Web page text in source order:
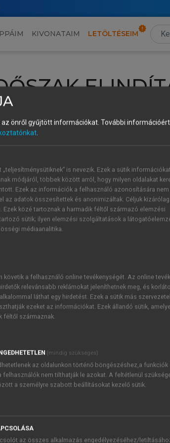
KIVONATAIM LETÖLTÉSEIM
a saját fiókoddal, iskolai azonosítóddal vagy
1 óra díjmentes hozzáférésrevagy
vagy hozz
után a
ÚJ FIÓK
1 óra
JELSZÓ
Kérek értesítést a MeRSZ
Kérek értesítést az
önről gyűjtött információkat. További
.
is nevezik. Ezek a sütik
módjáról, többek között arról, hogy milyen oldalakat
Ezek az információk a felhasználó azonosítására nem
az adatok összesítettek és anonimizáltak. Céljuk
Ezek közé tartoznak a harmadik féltől származó elemzési
sütik; ilyen elemzési szolgáltatások a
médiaanalitika.
követik a felhasználó online tevékenységét. Az online
relevánsabb reklámokat jeleníthetnek meg, és
láthat egy hirdetést. Ezek a sütik más
ezeket az információkat. Ezek állandó sütik,
féltől származnak.
(mindig szükséges)
az oldalunkon történő böngészéshez,a funkciók
felhasználók nem tilthatják le azokat. A feltétlenül
a személyre szabott beállításokat kezelő sütik.
az összes alkalmazás engedélyezéséhez/